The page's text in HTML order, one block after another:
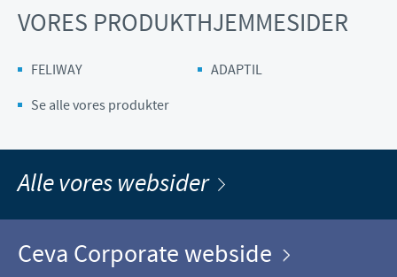
VORES PRODUKTHJEMMESIDER
FELIWAY
ADAPTIL
Se alle vores produkter
Alle vores websider
Ceva Corporate webside